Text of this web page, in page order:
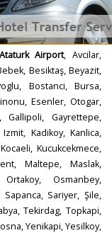
Ataturk Airport, Avcilar,
Besiktaş, Beyazit,
Bostanci, Bursa,
Esenler, Otogar,
Gallipoli, Gayrettepe,
Kadikoy, Kanlica,
Kucukcekmece,
Maltepe, Maslak,
Osmanbey,
Sariyer, Şile,
Tekirdag, Topkapi,
Yenikapi, Yesilkoy,